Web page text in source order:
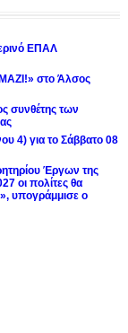
ΕΠΑΛ
στο Άλσος
συνθέτης των
4) για το Σάββατο 08
Έργων της
οι πολίτες θα
υπογράμμισε ο